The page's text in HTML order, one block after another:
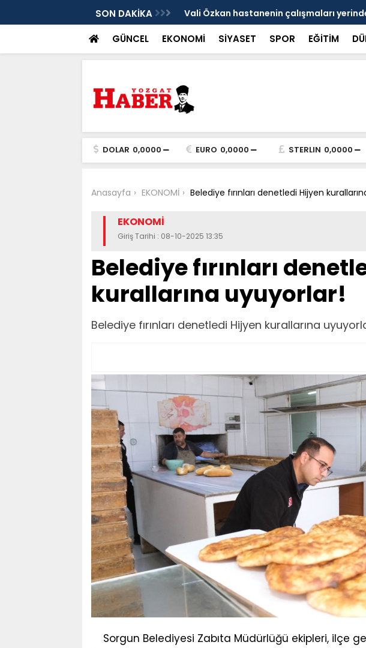
SON DAKİKA Vali Özkan hastanenin çalışmaları
GÜNCEL EKONOMİ SİYASET SPOR EĞİTİM
DOLAR 0,0000 EURO 0,0000 STERLIN 0,0000
Anasayfa EKONOMİ Belediye fırınları denetledi Hijyen
EKONOMİ
Giriş Tarihi : 08-10-2025 13:35
Belediye fırınları
kurallarına uyuyorlar!
Belediye fırınları denetledi Hijyen kurallarına
Sorgun Belediyesi Zabıta Müdürlüğü ekipleri, ilçe